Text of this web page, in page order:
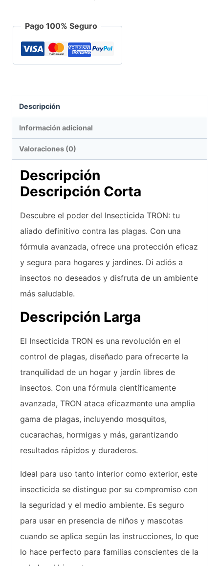
Pago 100% Seguro
Descripción
Información adicional
Valoraciones (0)
Descripción
Descripción Corta
Descubre el poder del Insecticida TRON: tu
aliado definitivo contra las plagas. Con una
fórmula avanzada, ofrece una protección eficaz
y segura para hogares y jardines. Di adiós a
insectos no deseados y disfruta de un ambiente
más saludable.
Descripción Larga
El Insecticida TRON es una revolución en el
control de plagas, diseñado para ofrecerte la
tranquilidad de un hogar y jardín libres de
insectos. Con una fórmula científicamente
avanzada, TRON ataca eficazmente una amplia
gama de plagas, incluyendo mosquitos,
cucarachas, hormigas y más, garantizando
resultados rápidos y duraderos.
Ideal para uso tanto interior como exterior, este
insecticida se distingue por su compromiso con
la seguridad y el medio ambiente. Es seguro
para usar en presencia de niños y mascotas
cuando se aplica según las instrucciones, lo que
lo hace perfecto para familias conscientes de la